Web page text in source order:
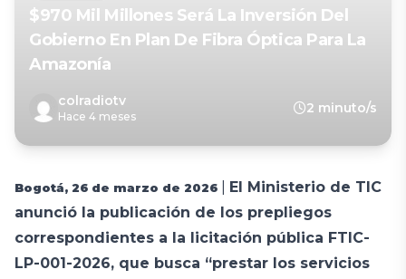
$970 Mil Millones Será La Inversión Del
Gobierno En Plan De Fibra Óptica Para La
Amazonía
colradiotv
Hace 4 meses
2 minuto/s
Bogotá, 26 de marzo de 2026
El Ministerio de TIC
anunció la publicación de los prepliegos
correspondientes a la licitación pública FTIC-
LP-001-2026, que busca “prestar los servicios